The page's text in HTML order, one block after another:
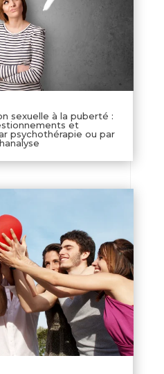
sexuelle à la puberté :
et
psychothérapie ou par